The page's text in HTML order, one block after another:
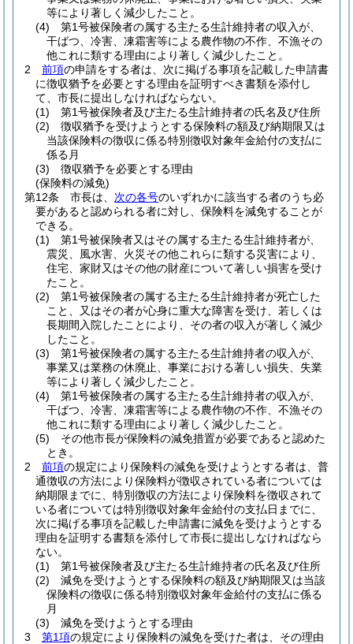
等により著しく減少したこと。
(4)
第1号被保険者の属する主たる生計維持者の収入が、
干ばつ、冷害、凍霜害等による農作物の不作、不漁その
他これに類する理由により著しく減少したこと。
2
前項の申請をする者は、次に掲げる事項を記載した申請書
に徴収猶予を必要とする理由を証明すべき書類を添付し
て、市長に提出しなければならない。
(1)
第1号被保険者及び主たる生計維持者の氏名及び住所
(2)
徴収猶予を受けようとする保険料の額及び納期限又は
当該保険料の徴収に係る特別徴収対象年金給付の支払に
係る月
(3)
徴収猶予を必要とする理由
(保険料の減免)
第12条
市長は、 次の各号のいずれかに該当する者のうち必
要があると認められる者に対し、保険料を減免することが
できる。
(1)
第1号被保険者又はその属する主たる生計維持者が、
震災、風水害、火災その他これらに類する災害により、
住宅、家財又はその他の財産について著しい損害を受け
たこと。
(2)
第1号被保険者の属する主たる生計維持者が死亡した
こと、又はその者が心身に重大な障害を受け、若しくは
長期間入院したことにより、その者の収入が著しく減少
したこと。
(3)
第1号被保険者の属する主たる生計維持者の収入が、
事業又は業務の休廃止、事業における著しい損失、失業
等により著しく減少したこと。
(4)
第1号被保険者の属する主たる生計維持者の収入が、
干ばつ、冷害、凍霜害等による農作物の不作、不漁その
他これに類する理由により著しく減少したこと。
(5)
その他市長が保険料の減免措置が必要であると認めた
とき。
2
前項の規定により保険料の減免を受けようとする者は、普
通徴収の方法により保険料が徴収されている者については
納期限までに、特別徴収の方法により保険料を徴収されて
いる者については特別徴収対象年金給付の支払日までに、
次に掲げる事項を記載した申請書に減免を受けようとする
理由を証明する書類を添付して市長に提出しなければなら
ない。
(1)
第1号被保険者及び主たる生計維持者の氏名及び住所
(2)
減免を受けようとする保険料の額及び納期限又は当該
保険料の徴収に係る特別徴収対象年金給付の支払に係る
月
(3)
減免を受けようとする理由
3
第1項の規定により保険料の減免を受けた者は、その理由